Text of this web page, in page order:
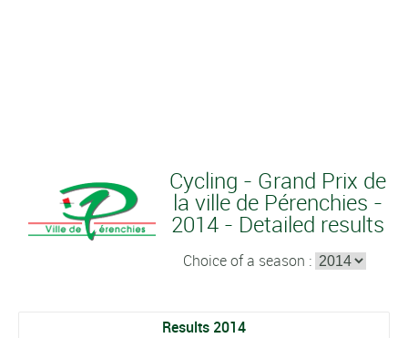
Cycling - Grand Prix de
la ville de Pérenchies -
2014 - Detailed results
Choice of a season :
Results 2014